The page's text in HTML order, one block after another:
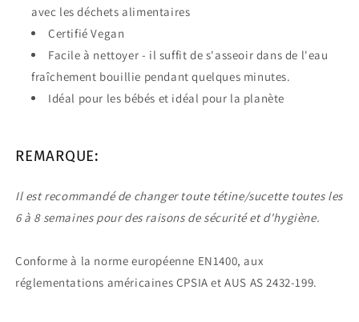
avec les déchets alimentaires
Certifié Vegan
Facile à nettoyer - il suffit de s'asseoir dans de l'eau
fraîchement bouillie pendant quelques minutes.
Idéal pour les bébés et idéal pour la planète
REMARQUE:
Il est recommandé de changer toute tétine/sucette toutes les
6 à 8 semaines pour des raisons de sécurité et d'hygiène.
Conforme à la norme européenne EN1400, aux
réglementations américaines CPSIA et AUS AS 2432-199.